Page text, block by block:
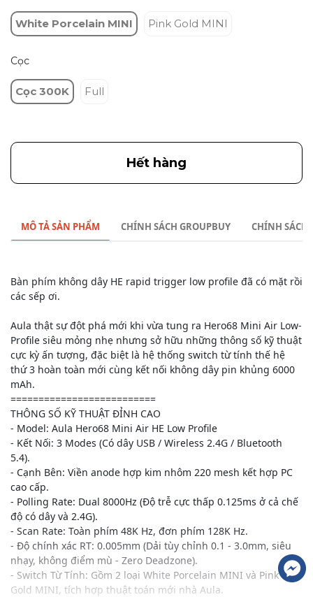
White Porcelain MINI Pink Gold MINI
Cọc
Cọc 300K Full
Hết hàng
MÔ TẢ SẢN PHẨM CHÍNH SÁCH GROUPBUY CHÍNH SÁCH
Bàn phím không dây HE rapid trigger low profile đã có mặt rồi
các sếp ơi.
Aula thật sự đột phá mới khi vừa tung ra Hero68 Mini Air Low-
Profile siêu mỏng nhẹ nhưng sở hữu những thông số kỹ thuật
cực kỳ ấn tượng, đặc biệt là hệ thống switch từ tính thế hệ
thứ 3 hoàn toàn mới cùng kết nối không dây pin khủng 6000
mAh.
==========================
THÔNG SỐ KỸ THUẬT ĐỈNH CAO
- Model: Aula Hero68 Mini Air HE Low Profile
- Kết Nối: 3 Modes (Có dây USB / Wireless 2.4G / Bluetooth
5.4).
- Cạnh Bên: Viền anode hợp kim nhôm 220 mesh kết hợp PC
cao cấp.
- Polling Rate: Dual 8000Hz (Độ trễ cực thấp 0.125ms ở cả chế
độ có dây và 2.4G).
- Scan Rate: Toàn phím 48K Hz, đơn phím 128K Hz.
- Độ chính xác RT: 0.005mm (Dải tùy chỉnh 0.1 - 3.0mm, siêu
nhạy, không điểm mù - Zero Deadzone).
- Switch Từ Tính: Gồm 2 loại White Porcelain MINI và Pink
Gold MINI, tích hợp thuật toán mới nhà Aula.